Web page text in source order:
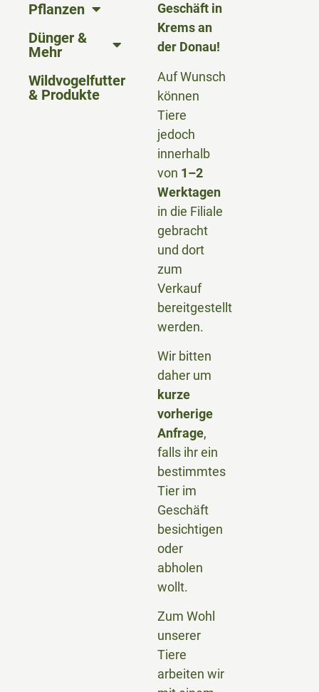
Pflanzen
Dünger &
Mehr
Wildvogelfutter
& Produkte
Geschäft in
Krems an
der Donau!
Auf Wunsch
können
Tiere
jedoch
innerhalb
von 1–2
Werktagen
in die Filiale
gebracht
und dort
zum
Verkauf
bereitgestellt
werden.
Wir bitten
daher um
kurze
vorherige
Anfrage,
falls ihr ein
bestimmtes
Tier im
Geschäft
besichtigen
oder
abholen
wollt.
Zum Wohl
unserer
Tiere
arbeiten wir